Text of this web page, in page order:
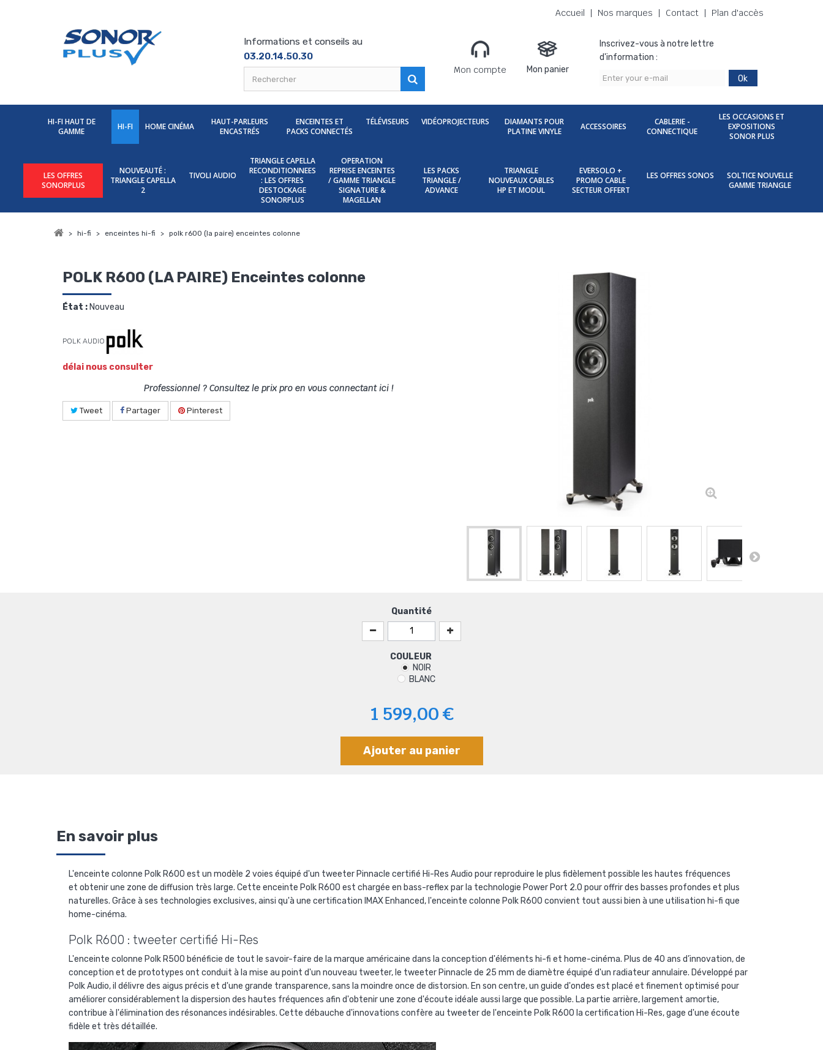
Accueil Nos marques Contact Plan d'accès
Informations et conseils au
03.20.14.50.30
Mon compte
Mon panier
Inscrivez-vous à notre lettre
d'information :
Ok
HI-FI HAUT DE
GAMME
HI-FI HOME CINÉMA
HAUT-PARLEURS
ENCASTRÉS
ENCEINTES ET
PACKS CONNECTÉS
TÉLÉVISEURS VIDÉOPROJECTEURS
DIAMANTS POUR
PLATINE VINYLE
ACCESSOIRES
CABLERIE -
CONNECTIQUE
LES OCCASIONS ET
EXPOSITIONS
SONOR PLUS
LES OFFRES
SONORPLUS
NOUVEAUTÉ :
TRIANGLE CAPELLA
2
TIVOLI AUDIO
TRIANGLE CAPELLA
RECONDITIONNEES
: LES OFFRES
DESTOCKAGE
SONORPLUS
OPERATION
REPRISE ENCEINTES
/ GAMME TRIANGLE
SIGNATURE &
MAGELLAN
LES PACKS
TRIANGLE /
ADVANCE
TRIANGLE
NOUVEAUX CABLES
HP ET MODUL
EVERSOLO +
PROMO CABLE
SECTEUR OFFERT
LES OFFRES SONOS
SOLTICE NOUVELLE
GAMME TRIANGLE
> hi-fi > enceintes hi-fi > polk r600 (la paire) enceintes colonne
POLK R600 (LA PAIRE) Enceintes colonne
État : Nouveau
POLK AUDIO
délai nous consulter
Professionnel ? Consultez le prix pro en vous connectant ici !
Tweet Partager Pinterest
Quantité
COULEUR
NOIR
BLANC
1 599,00 €
Ajouter au panier
En savoir plus
L'enceinte colonne Polk R600 est un modèle 2 voies équipé d'un tweeter Pinnacle certifié Hi-Res Audio pour reproduire le plus fidèlement possible les hautes fréquences
et obtenir une zone de diffusion très large. Cette enceinte Polk R600 est chargée en bass-reflex par la technologie Power Port 2.0 pour offrir des basses profondes et plus
naturelles. Grâce à ses technologies exclusives, ainsi qu'à une certification IMAX Enhanced, l'enceinte colonne Polk R600 convient tout aussi bien à une utilisation hi-fi que
home-cinéma.
Polk R600 : tweeter certifié Hi-Res
L'enceinte colonne Polk R500 bénéficie de tout le savoir-faire de la marque américaine dans la conception d'éléments hi-fi et home-cinéma. Plus de 40 ans d’innovation, de
conception et de prototypes ont conduit à la mise au point d'un nouveau tweeter, le tweeter Pinnacle de 25 mm de diamètre équipé d'un radiateur annulaire. Développé par
Polk Audio, il délivre des aigus précis et d'une grande transparence, sans la moindre once de distorsion. En son centre, un guide d'ondes est placé et finement optimisé pour
améliorer considérablement la dispersion des hautes fréquences afin d'obtenir une zone d'écoute idéale aussi large que possible. La partie arrière, largement amortie,
contribue à l'élimination des résonances indésirables. Cette débauche d'innovations confère au tweeter de l'enceinte Polk R600 la certification Hi-Res, gage d'une écoute
fidèle et très détaillée.